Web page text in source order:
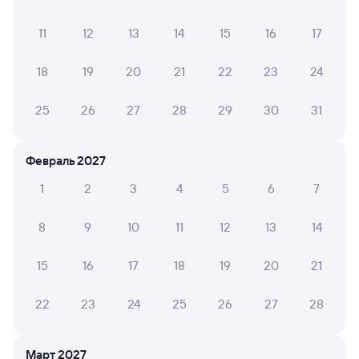
в Читу-2
Дни следования ближайшие: 9, 11, 13 августа Маршрут
от3 ⁠201 ⁠₽
Выберите дату
Самый быстрый Фирменный
11 12 13 14 15 16 17
18 19 20 21 22 23 24
25 26 27 28 29 30 31
Февраль 2027
1
2 3 4 5 6 7
8 9 10 11 12 13 14
15 16 17 18 19 20 21
22 23 24 25 26 27 28
Март 2027